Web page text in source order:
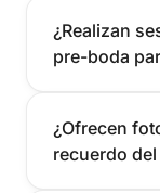
¿Realizan
pre-boda
¿Ofrecen
recuerdo